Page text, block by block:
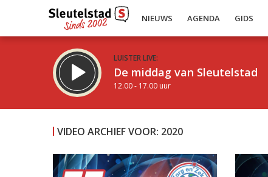
NIEUWS AGENDA GIDS
LUISTER LIVE:
De middag van Sleutelstad
12.00 - 17.00 uur
Inklappen
VIDEO ARCHIEF VOOR: 2020